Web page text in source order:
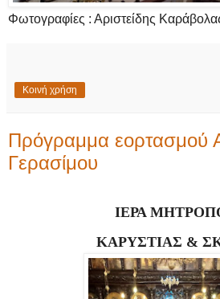
Φωτογραφίες : Αριστείδης
Κοινή χρήση
Πρόγραμμα εορτασμού
Γερασίμου
ΙΕΡΑ
ΚΑΡΥΣΤΙΑΣ &